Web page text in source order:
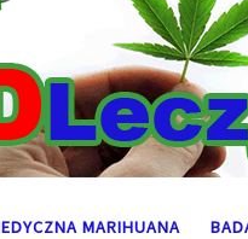
MARIHUANA